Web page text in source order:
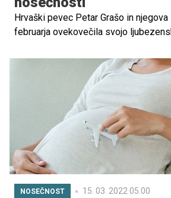
Hrvaški pevec Petar Grašo in
februarja ovekovečila svojo
pričakovanju. Kako je novičko
Grašev dolgoletni prijatelj, Tonči, si
NOSEČNOST 15. 03. 2022 05.00